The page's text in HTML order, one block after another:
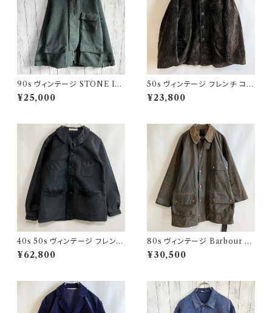
90s ヴィンテージ STONE ISL
AND ウールジャケット ストーン
アイランド グリーンエッジ
¥25,000
50s ヴィンテージ フレンチ コー
デュロイジャケット ビンテージ
ファーマーズジャケット
¥23,800
40s 50s ヴィンテージ フレンチ
Vポケ ブラックモールスキンジャ
ケット カバーオール
¥62,800
80s ヴィンテージ Barbour 2
ワラント ソルウェイジッパー Sol
way Zipper オイルドジャケット
¥30,500